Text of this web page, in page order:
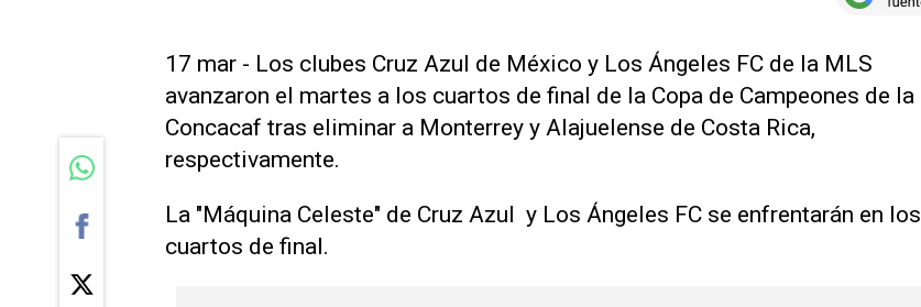
17 mar - Los clubes Cruz Azul ​de México y Los Ángeles FC de la MLS
avanzaron el martes a los cuartos de final de la Copa de Campeones ‌de la
Concacaf tras eliminar ‌a Monterrey y Alajuelense de Costa Rica,
respectivamente.
La "Máquina Celeste" de Cruz Azul y Los Ángeles FC se enfrentarán en los
cuartos de final.